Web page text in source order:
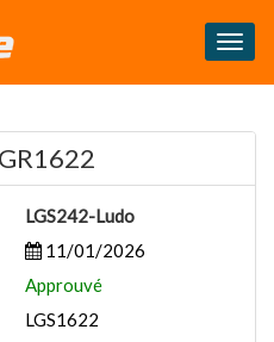
LGS242-Ludo
11/01/2026
Approuvé
LGS1622